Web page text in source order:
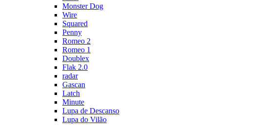
Monster Dog
Wire
Squared
Penny
Romeo 2
Romeo 1
Doublex
Flak 2.0
radar
Gascan
Latch
Minute
Lupa de Descanso
Lupa do Vilão